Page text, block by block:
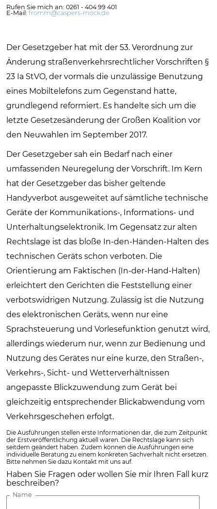
Rufen Sie mich an: 0261 - 404 99 401
E-Mail:fromm@caspers-mock.de
Der Gesetzgeber hat mit der 53. Verordnung zur
Änderung straßenverkehrsrechtlicher Vorschriften §
23 Ia StVO, der vormals die unzulässige Benutzung
eines Mobiltelefons zum Gegenstand hatte,
grundlegend reformiert. Es handelte sich um die
letzte Gesetzesänderung der Großen Koalition vor
den Neuwahlen im September 2017.
Der Gesetzgeber sah ein Bedarf nach einer
umfassenden Neuregelung der Vorschrift. Im Kern
hat der Gesetzgeber das bisher geltende
Handyverbot ausgeweitet auf sämtliche technische
Geräte der Kommunikations-, Informations- und
Unterhaltungselektronik. Im Gegensatz zur alten
Rechtslage ist das bloße In-den-Händen-Halten des
technischen Geräts schon verboten. Die
Orientierung am Faktischen (In-der-Hand-Halten)
erleichtert den Gerichten die Feststellung einer
verbotswidrigen Nutzung. Zulässig ist die Nutzung
des elektronischen Geräts, wenn nur eine
Sprachsteuerung und Vorlesefunktion genutzt wird,
allerdings wiederum nur, wenn zur Bedienung und
Nutzung des Gerätes nur eine kurze, den Straßen-,
Verkehrs-, Sicht- und Wetterverhältnissen
angepasste Blickzuwendung zum Gerät bei
gleichzeitig entsprechender Blickabwendung vom
Verkehrsgeschehen erfolgt.
Die Ausführungen stellen erste Informationen dar, die zum Zeitpunkt
der Erstveröffentlichung aktuell waren. Die Rechtslage kann sich
seitdem geändert haben. Zudem können die Ausführungen eine
individuelle Beratung zu einem konkreten Sachverhalt nicht ersetzen.
Bitte nehmen Sie dazu Kontakt mit uns auf.
Haben Sie Fragen oder wollen Sie mir Ihren Fall kurz
beschreiben?
Name